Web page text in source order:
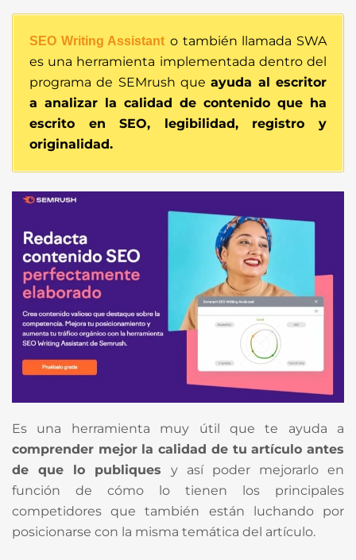
SEO Writing Assistant o también llamada SWA
es una herramienta implementada dentro del
programa de SEMrush queayuda al escritor
a analizar la calidad de contenido que ha
escrito en SEO, legibilidad, registro y
originalidad.
Es una herramienta muy útil que te ayuda a
comprender mejor la calidad de tu artículo antes
de que lo publiques y así poder mejorarlo en
función de cómo lo tienen los principales
competidores que también están luchando por
posicionarse con la misma temática del artículo.